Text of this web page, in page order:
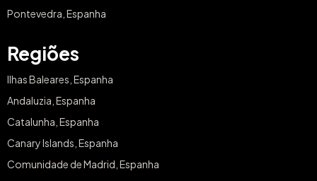
Pontevedra, Espanha
Regiões
Ilhas Baleares, Espanha
Andaluzia, Espanha
Catalunha, Espanha
Canary Islands, Espanha
Comunidade de Madrid, Espanha